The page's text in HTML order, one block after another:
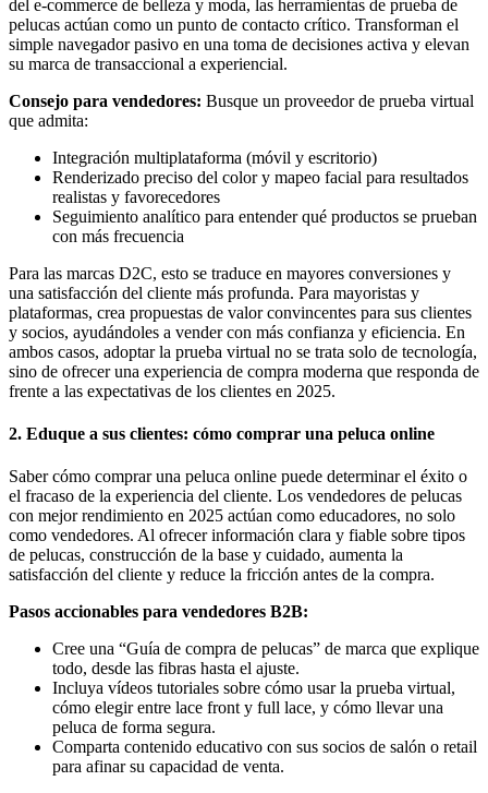
del e-commerce de belleza y moda, las herramientas de prueba de
pelucas actúan como un punto de contacto crítico. Transforman el
simple navegador pasivo en una toma de decisiones activa y elevan
su marca de transaccional a experiencial.
Consejo para vendedores: Busque un proveedor de prueba virtual
que admita:
Integración multiplataforma (móvil y escritorio)
Renderizado preciso del color y mapeo facial para resultados
realistas y favorecedores
Seguimiento analítico para entender qué productos se prueban
con más frecuencia
Para las marcas D2C, esto se traduce en mayores conversiones y
una satisfacción del cliente más profunda. Para mayoristas y
plataformas, crea propuestas de valor convincentes para sus clientes
y socios, ayudándoles a vender con más confianza y eficiencia. En
ambos casos, adoptar la prueba virtual no se trata solo de tecnología,
sino de ofrecer una experiencia de compra moderna que responda de
frente a las expectativas de los clientes en 2025.
2. Eduque a sus clientes: cómo comprar una peluca online
Saber cómo comprar una peluca online puede determinar el éxito o
el fracaso de la experiencia del cliente. Los vendedores de pelucas
con mejor rendimiento en 2025 actúan como educadores, no solo
como vendedores. Al ofrecer información clara y fiable sobre tipos
de pelucas, construcción de la base y cuidado, aumenta la
satisfacción del cliente y reduce la fricción antes de la compra.
Pasos accionables para vendedores B2B:
Cree una “Guía de compra de pelucas” de marca que explique
todo, desde las fibras hasta el ajuste.
Incluya vídeos tutoriales sobre cómo usar la prueba virtual,
cómo elegir entre lace front y full lace, y cómo llevar una
peluca de forma segura.
Comparta contenido educativo con sus socios de salón o retail
para afinar su capacidad de venta.